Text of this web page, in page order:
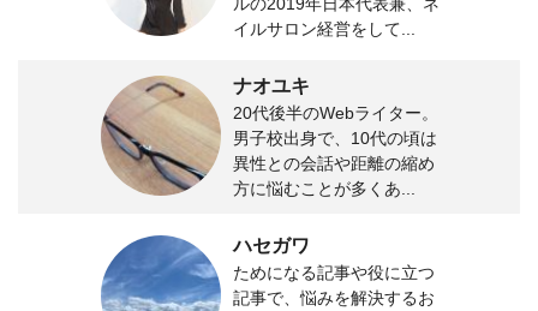
イルサロン経営をして...
ナオユキ
20代後半のWebライター。
男子校出身で、10代の頃は
異性との会話や距離の縮め
方に悩むことが多くあ...
ハセガワ
ためになる記事や役に立つ
記事で、悩みを解決するお